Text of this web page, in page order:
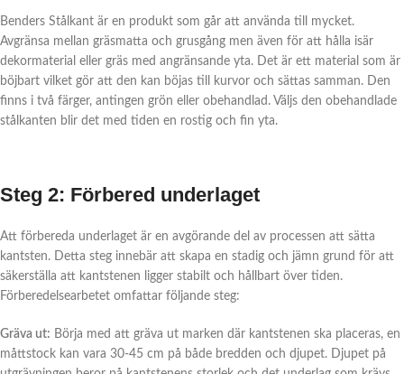
Benders Stålkant är en produkt som går att använda till mycket.
Avgränsa mellan gräsmatta och grusgång men även för att hålla isär
dekormaterial eller gräs med angränsande yta. Det är ett material som är
böjbart vilket gör att den kan böjas till kurvor och sättas samman. Den
finns i två färger, antingen grön eller obehandlad. Väljs den obehandlade
stålkanten blir det med tiden en rostig och fin yta.
Steg 2: Förbered underlaget
Att förbereda underlaget är en avgörande del av processen att sätta
kantsten. Detta steg innebär att skapa en stadig och jämn grund för att
säkerställa att kantstenen ligger stabilt och hållbart över tiden.
Förberedelsearbetet omfattar följande steg:
Gräva ut: Börja med att gräva ut marken där kantstenen ska placeras, en
måttstock kan vara 30-45 cm på både bredden och djupet. Djupet på